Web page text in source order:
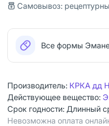
Самовывоз:
Все формы
Производитель: КРКА дд
Действующее вещество:
Срок годности: Длинный
Невозможна оплата